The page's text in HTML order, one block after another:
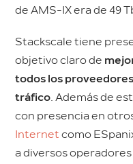
de AMS-IX era de 49
Stackscale tiene
objetivo claro de
todos los
tráfico. Además de
con presencia en
Internet como
a diversos